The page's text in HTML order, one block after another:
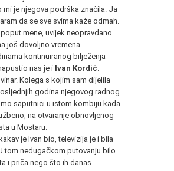
mi je njegova podrška značila. Ja
da se sve svima kaže odmah.
mene, uvijek neopravdano
još dovoljno vremena.
kontinuiranog bilježenja
nas je i Ivan Kordić
Kolega s kojim sam dijelila
godina njegovog radnog
saputnici u istom kombiju kada
na otvaranje obnovljenog
u Mostaru.
je Ivan bio, televizija je i bila
tom nedugačkom putovanju bilo
i priča nego što ih danas